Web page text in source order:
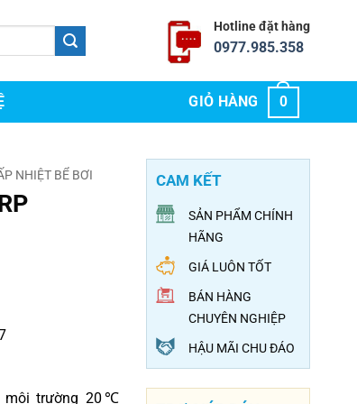
Hotline đặt hàng
0977.985.358
GIỎ HÀNG 0
NHIỆT BỂ BƠI
môi trường 20℃
CAM KẾT
SẢN PHẨM CHÍNH
HÃNG
GIÁ LUÔN TỐT
BÁN HÀNG
CHUYÊN NGHIỆP
HẬU MÃI CHU ĐÁO